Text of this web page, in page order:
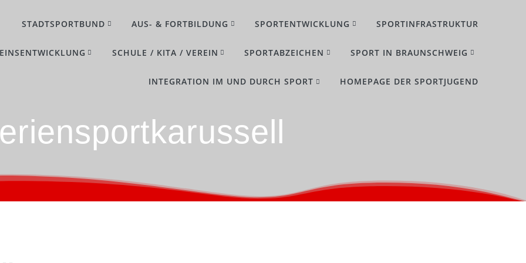
STADTSPORTBUND AUS- & FORTBILDUNG SPORTENTWICKLUNG SPORTINFRASTRUKTUR
SCHULE / KITA / VEREIN SPORTABZEICHEN SPORT IN BRAUNSCHWEIG
INTEGRATION IM UND DURCH SPORT HOMEPAGE DER SPORTJUGEND